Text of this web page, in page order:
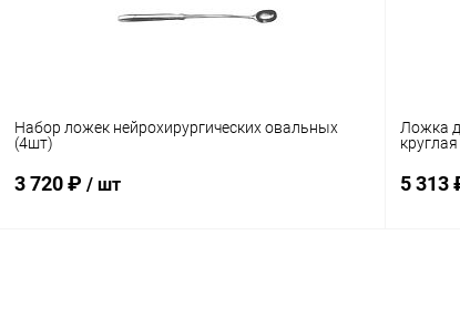
Набор ложек нейрохирургических овальных
(4шт)
3 720 ₽ / шт
Ложка
5 313